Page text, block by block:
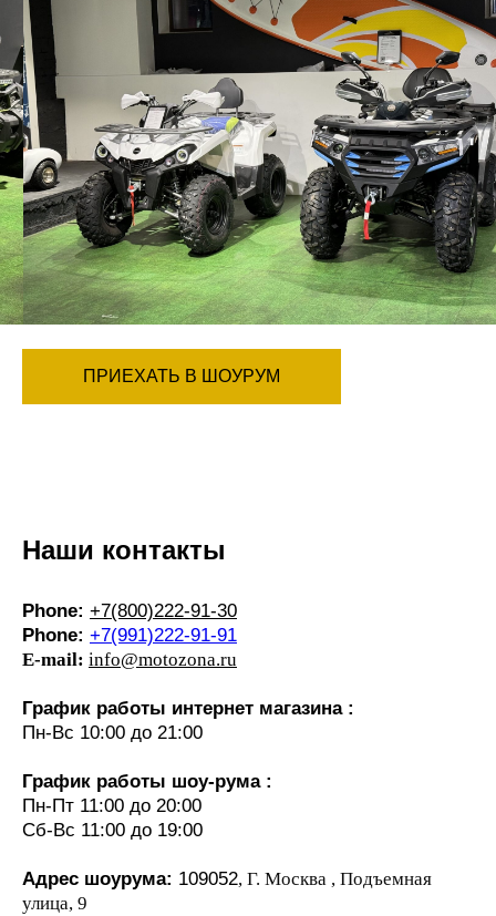
ПРИЕХАТЬ В ШОУРУМ
Наши контакты
Phone: +7(800)222-91-30
Phone: +7(991)222-91-91
E-mail: info@motozona.ru
График работы интернет магазина :
Пн-Вс 10:00 до 21:00
График работы шоу-рума :
Пн-Пт 11:00 до 20:00
Сб-Вс 11:00 до 19:00
Адрес шоурума: 109052, Г. Москва , Подъемная
улица, 9